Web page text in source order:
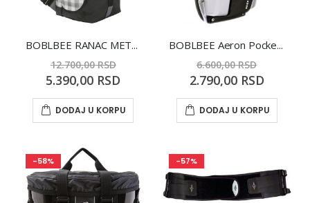
BOBLBEE RANAC METRON 17
12.700,00 RSD
Special
Price
5.390,00 RSD
DODAJ U KORPU
BOBLBEE Aeron Pocket Grey
6.600,00 RSD
Special
Price
2.790,00 RSD
DODAJ U KORPU
-58% -57%